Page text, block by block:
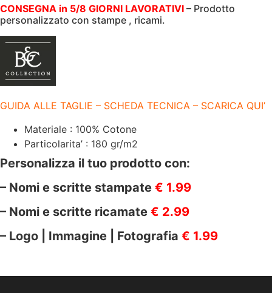
|
B&C
|
ID001
BOTTONI
BCPWI11NERO
CONSEGNA in 5/8 GIORNI LAVORATIVI – Prodotto
personalizzato con stampe , ricami.
GUIDA ALLE TAGLIE – SCHEDA TECNICA – SCARICA QUI’
Materiale : 100% Cotone
Particolarita’ : 180 gr/m2
Personalizza il tuo prodotto con:
– Nomi e scritte stampate € 1.99
– Nomi e scritte ricamate € 2.99
– Logo | Immagine | Fotografia € 1.99